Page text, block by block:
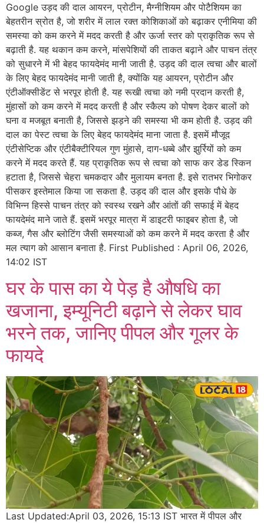
Google उड़द की दाल आयरन, प्रोटीन, मैग्नीशियम और पोटैशियम का
बेहतरीन स्रोत है, जो शरीर में लाल रक्त कोशिकाओं को बढ़ाकर एनीमिया की
समस्या को कम करने में मदद करती है और ऊर्जा स्तर को प्राकृतिक रूप से
बढ़ाती है. यह थकान कम करने, मांसपेशियों की ताकत बढ़ाने और पाचन तंत्र
को सुधारने में भी बेहद फायदेमंद मानी जाती है. उड़द की दाल त्वचा और बालों
के लिए बेहद फायदेमंद मानी जाती है, क्योंकि यह आयरन, प्रोटीन और
एंटीऑक्सीडेंट से भरपूर होती है. यह रूखी त्वचा को नमी प्रदान करती है,
मुंहासों को कम करने में मदद करती है और स्कैल्प को पोषण देकर बालों को
घना व मजबूत बनाती है, जिससे झड़ने की समस्या भी कम होती है. उड़द की
दाल का पेस्ट त्वचा के लिए बेहद फायदेमंद माना जाता है. इसमें मौजूद
एंटीसेप्टिक और एंटीबैक्टीरियल गुण मुंहासे, दाग-धब्बे और झुर्रियों को कम
करने में मदद करते हैं. यह प्राकृतिक रूप से त्वचा को साफ कर डेड स्किन
हटाता है, जिससे चेहरा चमकदार और मुलायम बनता है. इसे रातभर भिगोकर
पीसकर इस्तेमाल किया जा सकता है. उड़द की दाल और इसके पौधे के
विभिन्न हिस्से पाचन तंत्र को स्वस्थ रखने और आंतों की सफाई में बेहद
फायदेमंद माने जाते हैं. इसमें भरपूर मात्रा में डाइटरी फाइबर होता है, जो
कब्ज, गैस और ब्लोटिंग जैसी समस्याओं को कम करने में मदद करता है और
मल त्याग को आसान बनाता है. First Published : April 06, 2026,
14:02 IST
घर के पास का ये पेड़ है औषधि का
खजाना, इम्यूनिटी बढ़ाने से लेकर घाव
भरने तक, जानिए पीपल और गूलर के
फायदे
Last Updated:April 03, 2026, 15:13 IST भारत में पीपल और